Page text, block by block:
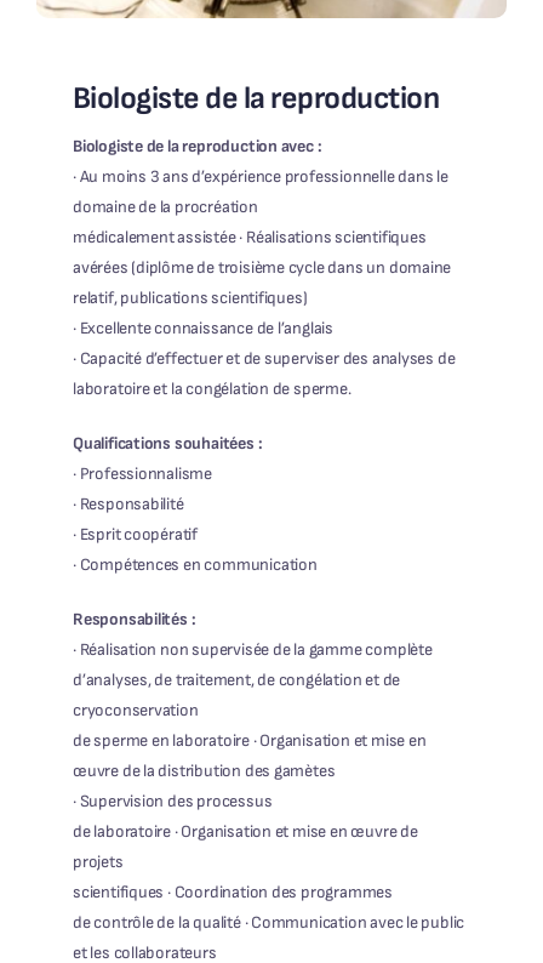
Biologiste de la reproduction
Biologiste de la reproduction avec :
· Au moins 3 ans d’expérience professionnelle dans le
domaine de la procréation
médicalement assistée · Réalisations scientifiques
avérées (diplôme de troisième cycle dans un domaine
relatif, publications scientifiques)
· Excellente connaissance de l’anglais
· Capacité d’effectuer et de superviser des analyses de
laboratoire et la congélation de sperme.
Qualifications souhaitées :
· Professionnalisme
· Responsabilité
· Esprit coopératif
· Compétences en communication
Responsabilités :
· Réalisation non supervisée de la gamme complète
d’analyses, de traitement, de congélation et de
cryoconservation
de sperme en laboratoire · Organisation et mise en
œuvre de la distribution des gamètes
· Supervision des processus
de laboratoire · Organisation et mise en œuvre de
projets
scientifiques · Coordination des programmes
de contrôle de la qualité · Communication avec le public
et les collaborateurs